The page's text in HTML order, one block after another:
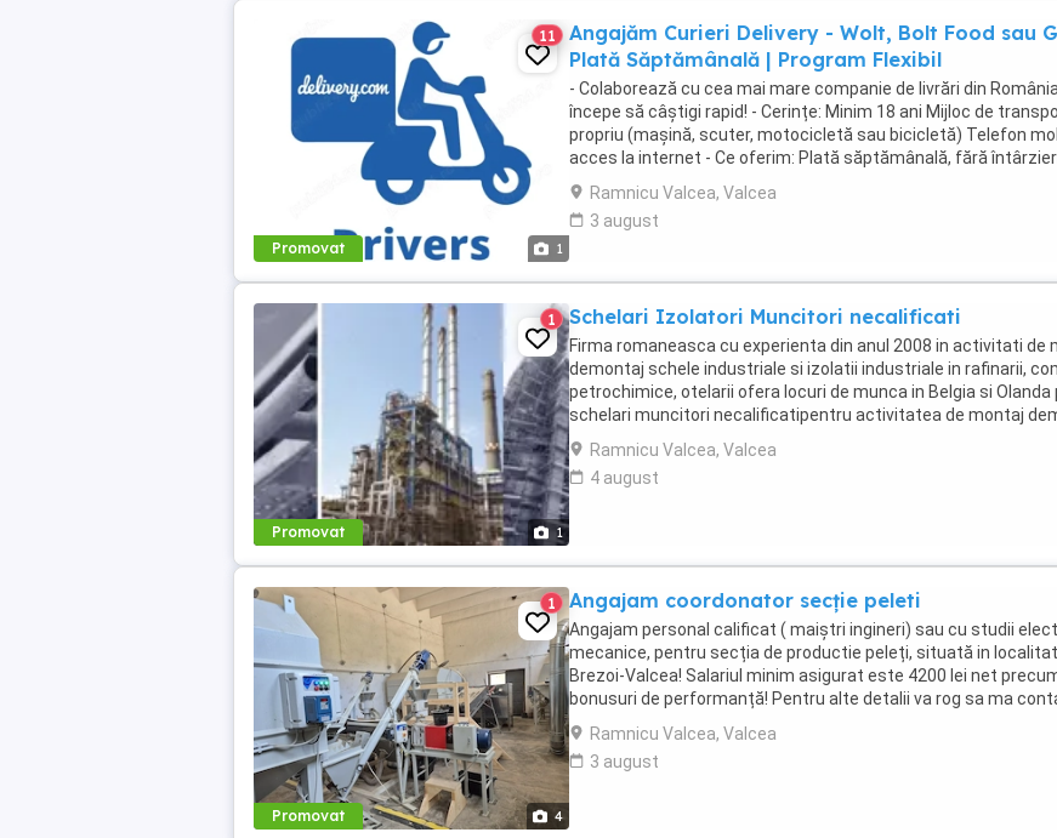
Promovat 1
11
Angajăm Curieri Delivery - Wolt, Bolt Food sau
Plată Săptămânală | Program Flexibil
- Colaborează cu cea mai mare companie de livrări din
începe să câștigi rapid! - Cerințe: Minim 18 ani Mijloc de
propriu (mașină, scuter, motocicletă sau bicicletă) Telefon
acces la internet - Ce oferim: Plată săptămânală, fără
Bonusuri atractive ...
Ramnicu Valcea, Valcea
3 august
Promovat 1
1 Schelari Izolatori Muncitori necalificati
Firma romaneasca cu experienta din anul 2008 in activitati de
demontaj schele industriale si izolatii industriale in rafinarii,
petrochimice, otelarii ofera locuri de munca in Belgia si Olanda
schelari muncitori necalificatipentru activitatea de montaj
schele industriale; - ...
Ramnicu Valcea, Valcea
4 august
Promovat 4
1 Angajam coordonator secție peleti
Angajam personal calificat ( maiștri ingineri) sau cu studii
mecanice, pentru secția de productie peleți, situată in
Brezoi-Valcea! Salariul minim asigurat este 4200 lei net
bonusuri de performanță! Pentru alte detalii va rog sa ma
Mihai-
Ramnicu Valcea, Valcea
3 august